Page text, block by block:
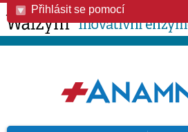
Přihlásit se pomocí